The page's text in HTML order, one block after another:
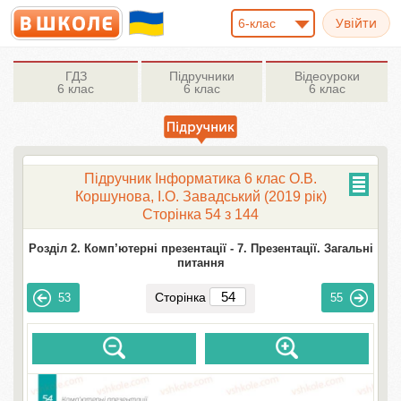
6-клас
ГДЗ
6 клас
Підручники
6 клас
Відеоуроки
6 клас
Підручник Інформатика 6 клас О.В.
Коршунова, І.О. Завадський (2019 рік)
Сторінка 54 з 144
Розділ 2. Комп’ютерні презентації - 7. Презентації. Загальні
питання
53 Сторінка 55